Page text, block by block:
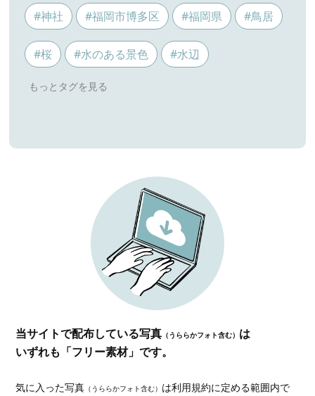
#神社 #福岡市博多区 #福岡県 #鳥居
#桜 #水のある景色 #水辺
当サイトで配布している写真 （うららかフォト含む） は
いずれも「フリー素材」です。
気に入った写真 （うららかフォト含む） は利用規約に定める範囲内で